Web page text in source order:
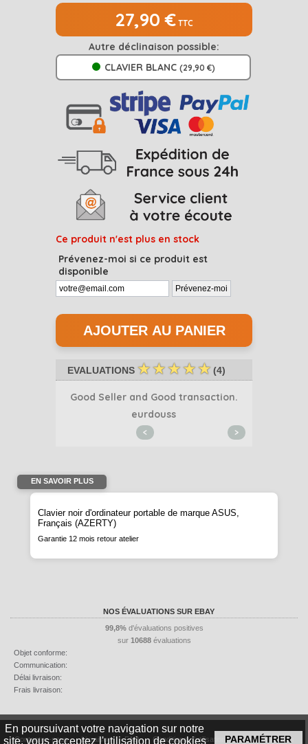
NOS ÉVALUATIONS SUR EBAY
99,8%d'évaluations positives
sur 10688évaluations
Objet conforme:
Communication:
Délai livraison:
Frais livraison:
En poursuivant votre navigation sur notre
site, vous acceptez l'utilisation de cookies
27,90 € TTC
Autre déclinaison possible:
CLAVIER BLANC (29,90 €)
Ce produit n'est plus en stock
Prévenez-moi si ce produit est
disponible
EVALUATIONS ☆☆☆☆☆ (4)
Good Seller and Good transaction.
eurdouss
< >
EN SAVOIR PLUS
Clavier noir d'ordinateur portable de marque ASUS,
Français (AZERTY)
Garantie 12 mois retour atelier
Contactez-nous Livraison FAQ Conditions d'utilisation Mentions légales